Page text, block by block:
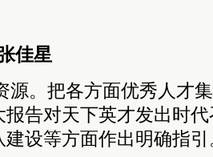
佳星
源。把各方面优秀人才
报告对天下英才发出时
建设等方面作出明确指